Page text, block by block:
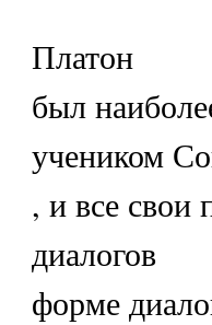
Платон
был
учеником
, и все свои
диалогов
форме